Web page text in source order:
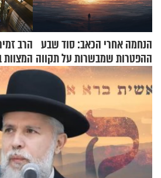
הנחמה אחרי הכאב: סוד שבע
ההפטרות שמבשרות על תקווה
וגאולה
הרב
המצוות